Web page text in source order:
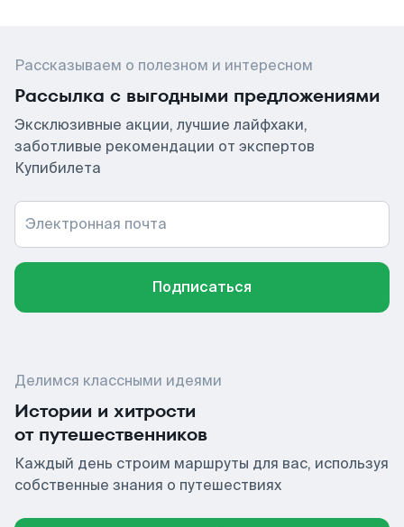
Рассказываем о полезном и интересном
Рассылка с выгодными предложениями
Эксклюзивные акции, лучшие лайфхаки,
заботливые рекомендации от экспертов
Купибилета
Электронная почта
Подписаться
Делимся классными идеями
Истории и хитрости
от путешественников
Каждый день строим маршруты для вас, используя
собственные знания о путешествиях